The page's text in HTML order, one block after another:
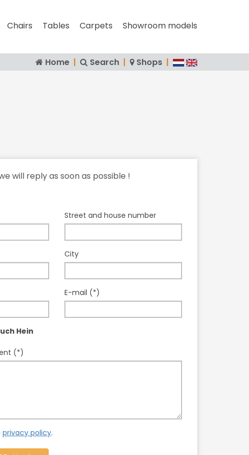
Chairs Tables Carpets Showroom models
Home | Search | Shops |
will reply as soon as possible !
Street and house number
City
E-mail (*)
Hein
(*)
privacy policy.